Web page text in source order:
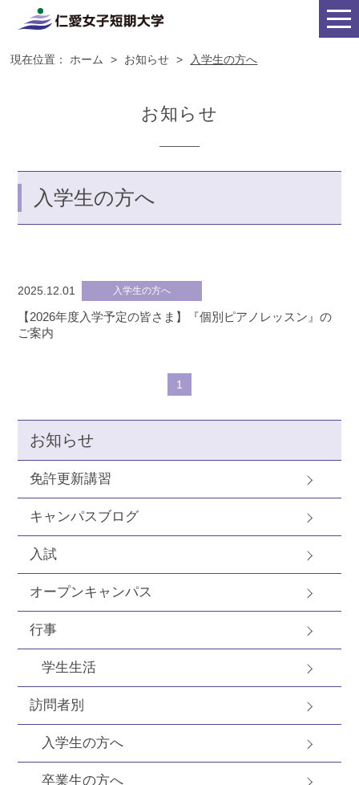
現在位置： ホーム > お知らせ > 入学生の方へ
お知らせ
入学生の方へ
2025.12.01 入学生の方へ
【2026年度入学予定の皆さま】『個別ピアノレッスン』の
ご案内
1
お知らせ
免許更新講習
キャンパスブログ
入試
オープンキャンパス
行事
学生生活
訪問者別
入学生の方へ
卒業生の方へ